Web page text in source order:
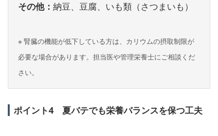
その他： 納豆、豆腐、いも類（さつまいも）
※ 腎臓の機能が低下している方は、カリウムの摂取制限が
必要な場合があります。担当医や管理栄養士にご相談くだ
さい。
ポイント4 夏バテでも栄養バランスを保つ工夫